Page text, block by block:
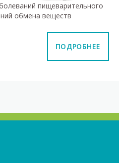
пищеварительного
обмена веществ
ПОДРОБНЕЕ